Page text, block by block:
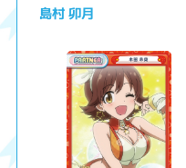
島村 卯月